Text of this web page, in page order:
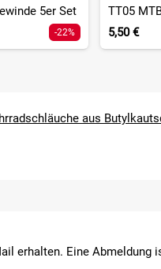
5er Set
-22%
TT05
5,50 €
aus
erhalten. Eine Abmeldung